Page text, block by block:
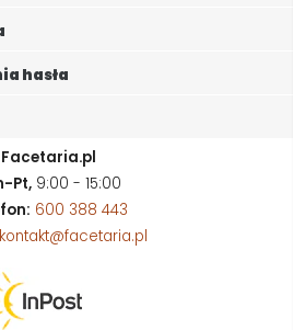
hasła
Facetaria.pl
Pt,9:00 - 15:00
600 388 443
kontakt@facetaria.pl